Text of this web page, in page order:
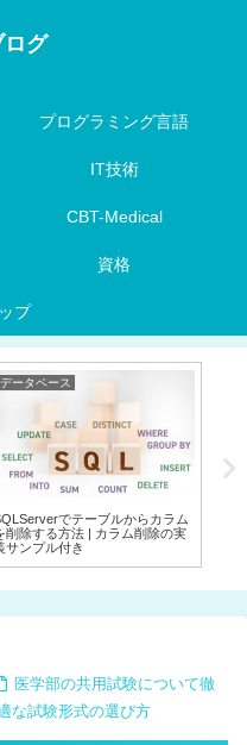
グ
プログラミング言語
IT技術
CBT-Medical
資格
プ
データベース
でテーブルからカラム
削除する方法 | カラム削除の実
サンプル付き
医学部の共用試験について徹
な試験形式の選び方